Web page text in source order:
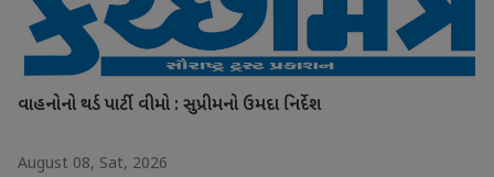
વાહનોનો થર્ડ પાર્ટી વીમો : સુપ્રીમનો ઉમદા નિર્દેશ
August 08, Sat, 2026